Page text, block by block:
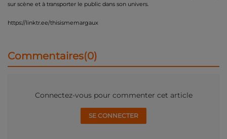
sur scène et à transporter le public dans son univers.
https://linktr.ee/thisismemargaux
Commentaires(0)
Connectez-vous pour commenter cet article
SE CONNECTER